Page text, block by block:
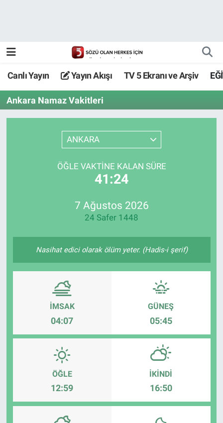
Canlı Yayın Yayın Akışı TV 5 Ekranı ve Arşiv
Ankara Namaz Vakitleri
ANKARA
ÖĞLE VAKTİNE KALAN SÜRE
41:24
7 Ağustos 2026
24 Safer 1448
Nasihat edici olarak ölüm yeter. (Hadis-i şerif)
İMSAK
04:07
GÜNEŞ
05:45
ÖĞLE
12:59
İKINDI
16:50
TV 5 Ekranı ve Arşiv